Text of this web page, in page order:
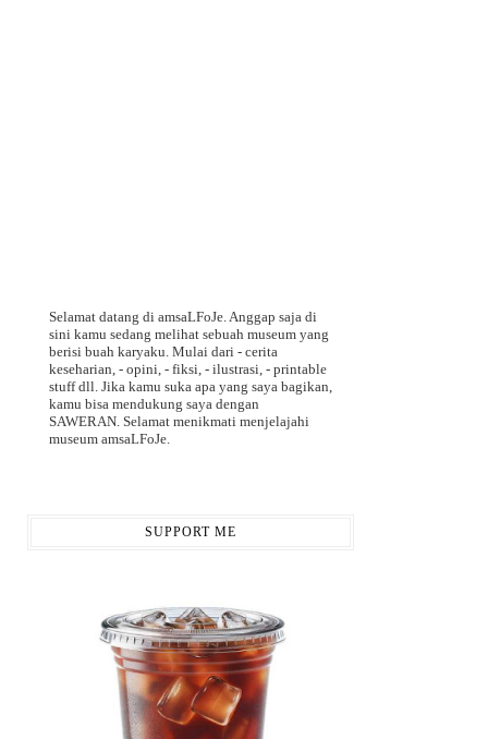
Selamat datang di amsaLFoJe. Anggap saja di
sini kamu sedang melihat sebuah museum yang
berisi buah karyaku. Mulai dari - cerita
keseharian, - opini, - fiksi, - ilustrasi, - printable
stuff dll. Jika kamu suka apa yang saya bagikan,
kamu bisa mendukung saya dengan
SAWERAN. Selamat menikmati menjelajahi
museum amsaLFoJe.
SUPPORT ME